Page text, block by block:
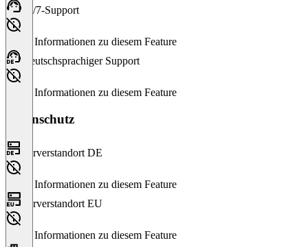
24/7-Support
Keine Informationen zu diesem Feature
Deutschsprachiger Support
Keine Informationen zu diesem Feature
Datenschutz
Serverstandort DE
Keine Informationen zu diesem Feature
Serverstandort EU
Keine Informationen zu diesem Feature